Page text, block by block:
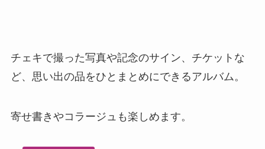
チェキで撮った写真や記念のサイン、チケットな
ど、思い出の品をひとまとめにできるアルバム。
寄せ書きやコラージュも楽しめます。